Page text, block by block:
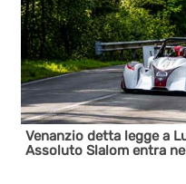
Venanzio detta legge a
Assoluto Slalom entra